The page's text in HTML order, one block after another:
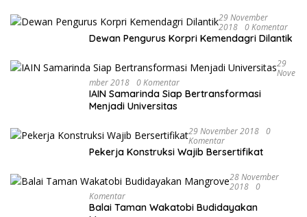
29 November
2018 0 Komentar
Dewan Pengurus Korpri Kemendagri Dilantik
29
Nove
Mber 2018 0 Komentar
IAIN Samarinda Siap Bertransformasi
Menjadi Universitas
29 November 2018 0
Komentar
Pekerja Konstruksi Wajib Bersertifikat
28 November
2018 0
Komentar
Balai Taman Wakatobi Budidayakan